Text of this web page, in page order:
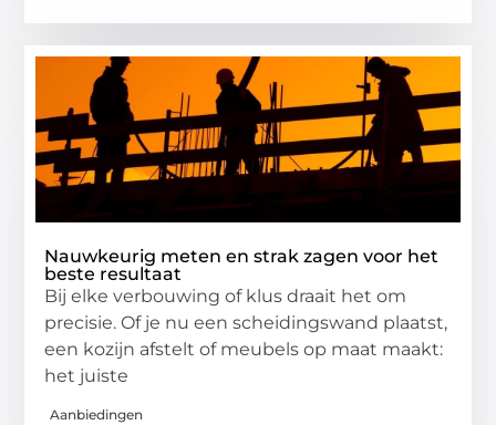
Nauwkeurig meten en strak zagen voor het
beste resultaat
Bij elke verbouwing of klus draait het om
precisie. Of je nu een scheidingswand plaatst,
een kozijn afstelt of meubels op maat maakt:
het juiste
Aanbiedingen